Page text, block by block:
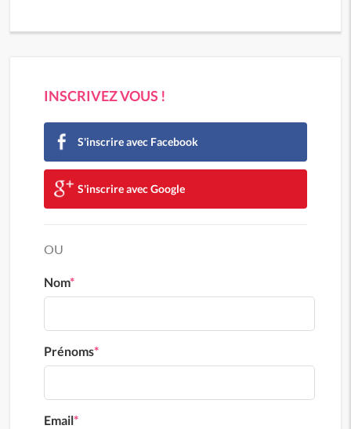
INSCRIVEZ VOUS !
S'inscrire avec Facebook
S'inscrire avec Google
OU
Nom*
Prénoms*
Email*